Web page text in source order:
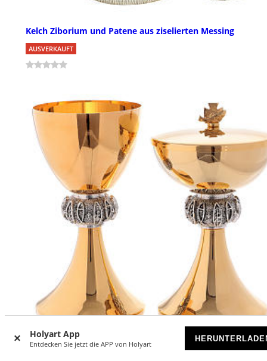
Holyart App
Entdecken Sie jetzt die APP von Holyart
Kelch Ziborium und Patene aus ziselierten Messing
AUSVERKAUFT